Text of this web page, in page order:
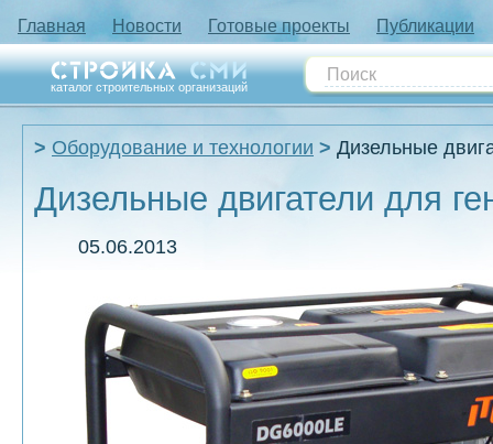
Главная Новости Готовые проекты Публикации
каталог строительных организаций
Оборудование и технологии Дизельные
Дизельные двигатели для
05.06.2013